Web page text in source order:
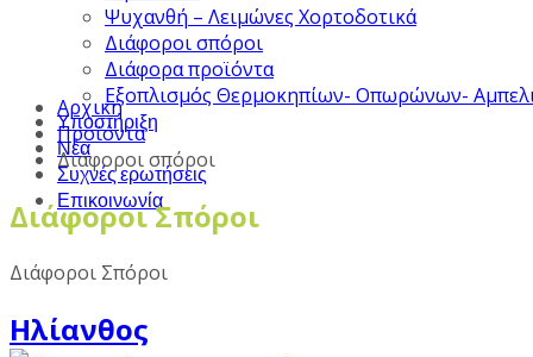
Ψυχανθή – Λειμώνες Χορτοδοτικά
Διάφοροι σπόροι
Διάφορα προϊόντα
Εξοπλισμός Θερμοκηπίων- Οπωρώνων-
Υποστήριξη
Νέα
Συχνές ερωτήσεις
Επικοινωνία
Αρχική
Προϊόντα
Διάφοροι σπόροι
Διάφοροι Σπόροι
Διάφοροι Σπόροι
Ηλίανθος